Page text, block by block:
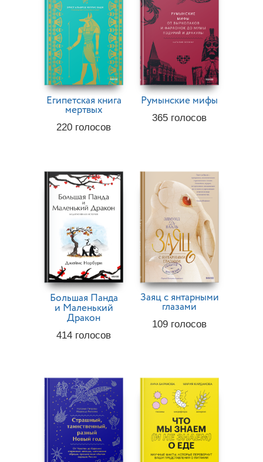
220 голосов
Египетская книга
мертвых
365 голосов
Румынские мифы
414 голосов
Большая Панда
и Маленький
Дракон 109 голосов
Заяц с янтарными
глазами